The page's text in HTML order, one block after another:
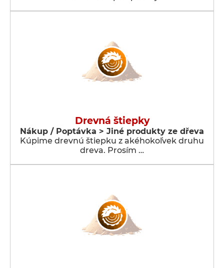
Drevná štiepky
Nákup / Poptávka > Jiné produkty ze dřeva
Kúpime drevnú štiepku z akéhokoľvek druhu
dreva. Prosím …